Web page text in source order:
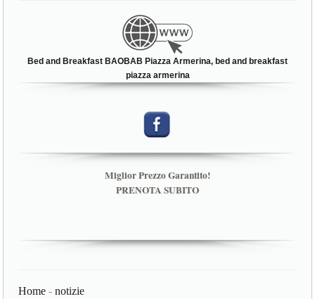
Bed and Breakfast BAOBAB Piazza Armerina, bed and breakfast
piazza armerina
Miglior Prezzo Garantito!
PRENOTA SUBITO
Home -notizie